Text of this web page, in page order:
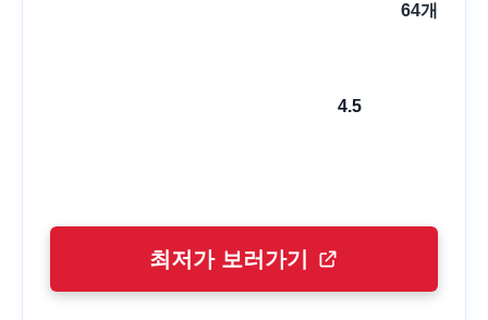
64개
4.5
최저가 보러가기